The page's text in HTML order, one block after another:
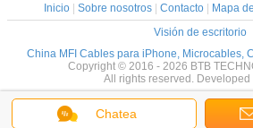
Chatea
Inicio| Sobre nosotros| Contacto| Mapa
Visión de escritorio
China MFI Cables para iPhone, Microcables,
Copyright © 2016 - 2026 BTB
All rights reserved. Developed